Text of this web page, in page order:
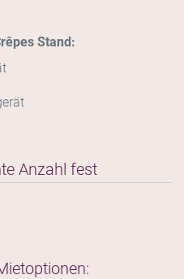
Stand:
Anzahl fest